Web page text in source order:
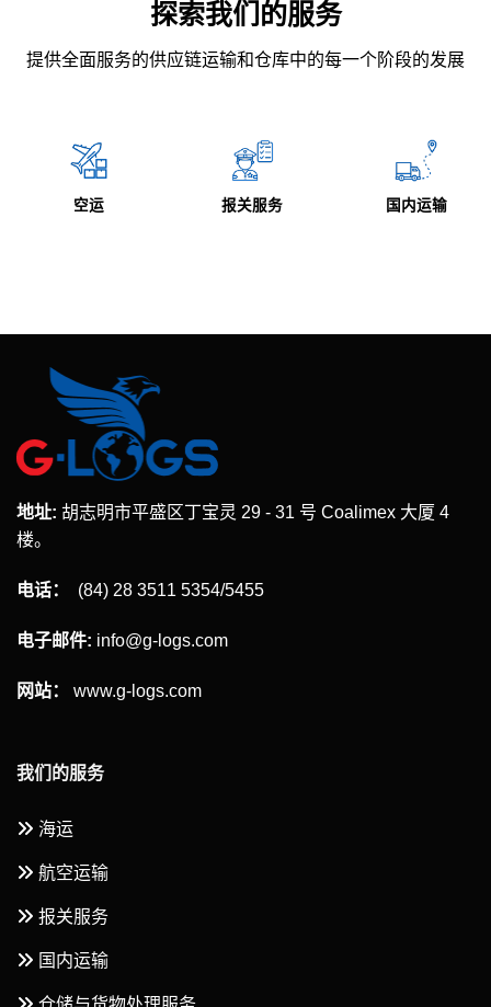
探索我们的服务
提供全面服务的供应链运输和仓库中的每一个阶段的发展
国内运输
仓储与货
地址: 胡志明市平盛区丁宝灵 29 - 31 号 Coalimex 大厦 4
楼。
电话： (84) 28 3511 5354/5455
电子邮件: info@g-logs.com
网站： www.g-logs.com
我们的服务
海运
航空运输
报关服务
国内运输